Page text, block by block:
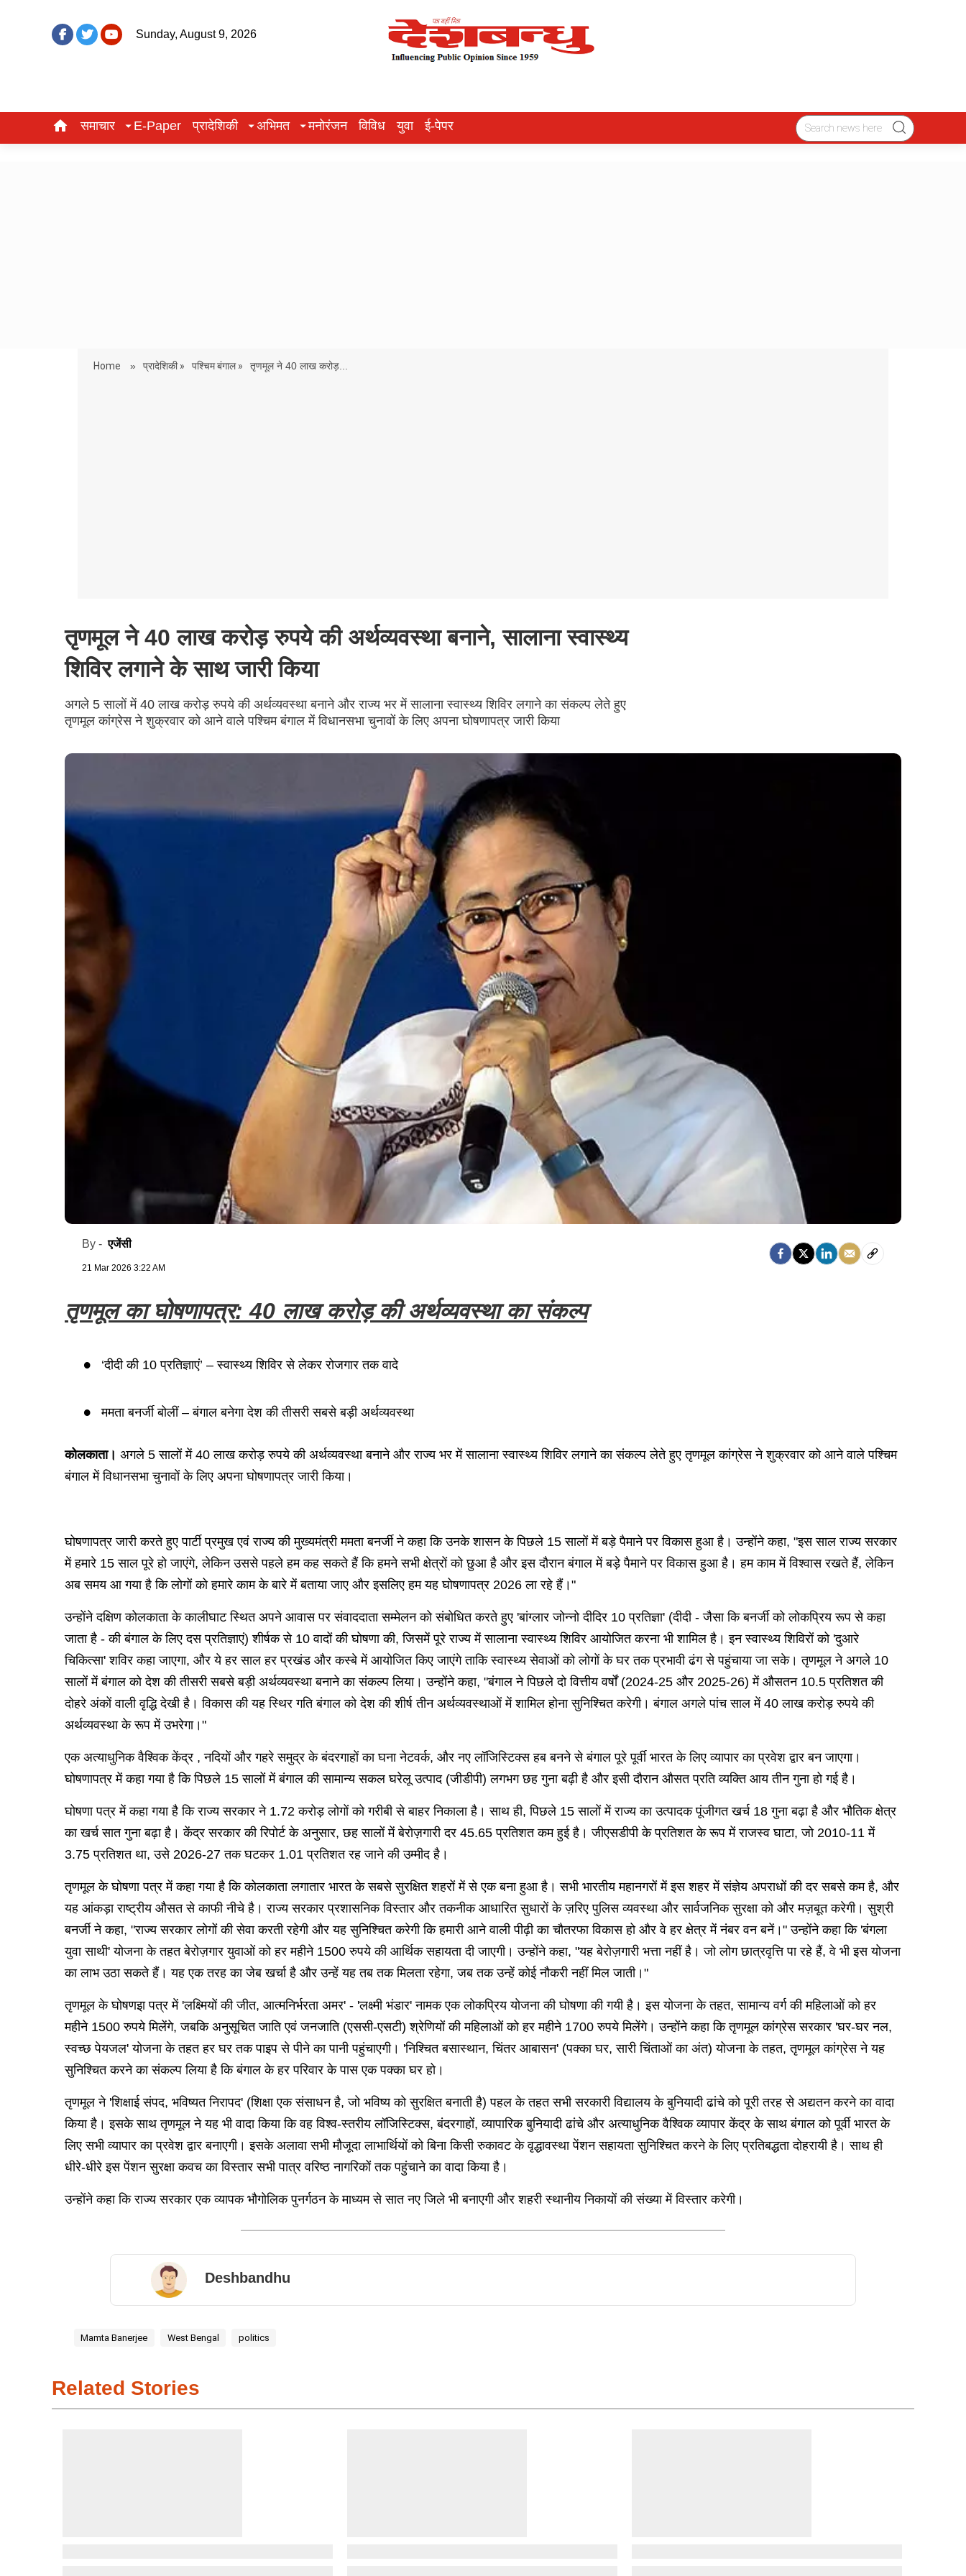
Sunday, August 9, 2026
समाचार E-Paper प्रादेशिकी अभिमत मनोरंजन विविध युवा ई-पेपर
Home » प्रादेशिकी » पश्चिम बंगाल » तृणमूल ने 40 लाख करोड़...
तृणमूल ने 40 लाख करोड़ रुपये की अर्थव्यवस्था बनाने, सालाना स्वास्थ्य
शिविर लगाने के साथ जारी किया
अगले 5 सालों में 40 लाख करोड़ रुपये की अर्थव्यवस्था बनाने और राज्य भर में सालाना स्वास्थ्य शिविर लगाने का संकल्प लेते हुए
तृणमूल कांग्रेस ने शुक्रवार को आने वाले पश्चिम बंगाल में विधानसभा चुनावों के लिए अपना घोषणापत्र जारी किया
By -एजेंसी
21 Mar 2026 3:22 AM
तृणमूल का घोषणापत्र: 40 लाख करोड़ की अर्थव्यवस्था का संकल्प
‘दीदी की 10 प्रतिज्ञाएं’ – स्वास्थ्य शिविर से लेकर रोजगार तक वादे
ममता बनर्जी बोलीं – बंगाल बनेगा देश की तीसरी सबसे बड़ी अर्थव्यवस्था
कोलकाता। अगले 5 सालों में 40 लाख करोड़ रुपये की अर्थव्यवस्था बनाने और राज्य भर में सालाना स्वास्थ्य शिविर लगाने का संकल्प लेते हुए तृणमूल कांग्रेस ने शुक्रवार को आने वाले पश्चिम
बंगाल में विधानसभा चुनावों के लिए अपना घोषणापत्र जारी किया।
घोषणापत्र जारी करते हुए पार्टी प्रमुख एवं राज्य की मुख्यमंत्री ममता बनर्जी ने कहा कि उनके शासन के पिछले 15 सालों में बड़े पैमाने पर विकास हुआ है। उन्होंने कहा, "इस साल राज्य सरकार
में हमारे 15 साल पूरे हो जाएंगे, लेकिन उससे पहले हम कह सकते हैं कि हमने सभी क्षेत्रों को छुआ है और इस दौरान बंगाल में बड़े पैमाने पर विकास हुआ है। हम काम में विश्वास रखते हैं, लेकिन
अब समय आ गया है कि लोगों को हमारे काम के बारे में बताया जाए और इसलिए हम यह घोषणापत्र 2026 ला रहे हैं।"
उन्होंने दक्षिण कोलकाता के कालीघाट स्थित अपने आवास पर संवाददाता सम्मेलन को संबोधित करते हुए 'बांग्लार जोन्नो दीदिर 10 प्रतिज्ञा' (दीदी - जैसा कि बनर्जी को लोकप्रिय रूप से कहा
जाता है - की बंगाल के लिए दस प्रतिज्ञाएं) शीर्षक से 10 वादों की घोषणा की, जिसमें पूरे राज्य में सालाना स्वास्थ्य शिविर आयोजित करना भी शामिल है। इन स्वास्थ्य शिविरों को 'दुआरे
चिकित्सा' शविर कहा जाएगा, और ये हर साल हर प्रखंड और कस्बे में आयोजित किए जाएंगे ताकि स्वास्थ्य सेवाओं को लोगों के घर तक प्रभावी ढंग से पहुंचाया जा सके। तृणमूल ने अगले 10
सालों में बंगाल को देश की तीसरी सबसे बड़ी अर्थव्यवस्था बनाने का संकल्प लिया। उन्होंने कहा, "बंगाल ने पिछले दो वित्तीय वर्षों (2024-25 और 2025-26) में औसतन 10.5 प्रतिशत की
दोहरे अंकों वाली वृद्धि देखी है। विकास की यह स्थिर गति बंगाल को देश की शीर्ष तीन अर्थव्यवस्थाओं में शामिल होना सुनिश्चित करेगी। बंगाल अगले पांच साल में 40 लाख करोड़ रुपये की
अर्थव्यवस्था के रूप में उभरेगा।"
एक अत्याधुनिक वैश्विक केंद्र , नदियों और गहरे समुद्र के बंदरगाहों का घना नेटवर्क, और नए लॉजिस्टिक्स हब बनने से बंगाल पूरे पूर्वी भारत के लिए व्यापार का प्रवेश द्वार बन जाएगा।
घोषणापत्र में कहा गया है कि पिछले 15 सालों में बंगाल की सामान्य सकल घरेलू उत्पाद (जीडीपी) लगभग छह गुना बढ़ी है और इसी दौरान औसत प्रति व्यक्ति आय तीन गुना हो गई है।
घोषणा पत्र में कहा गया है कि राज्य सरकार ने 1.72 करोड़ लोगों को गरीबी से बाहर निकाला है। साथ ही, पिछले 15 सालों में राज्य का उत्पादक पूंजीगत खर्च 18 गुना बढ़ा है और भौतिक क्षेत्र
का खर्च सात गुना बढ़ा है। केंद्र सरकार की रिपोर्ट के अनुसार, छह सालों में बेरोज़गारी दर 45.65 प्रतिशत कम हुई है। जीएसडीपी के प्रतिशत के रूप में राजस्व घाटा, जो 2010-11 में
3.75 प्रतिशत था, उसे 2026-27 तक घटकर 1.01 प्रतिशत रह जाने की उम्मीद है।
तृणमूल के घोषणा पत्र में कहा गया है कि कोलकाता लगातार भारत के सबसे सुरक्षित शहरों में से एक बना हुआ है। सभी भारतीय महानगरों में इस शहर में संज्ञेय अपराधों की दर सबसे कम है, और
यह आंकड़ा राष्ट्रीय औसत से काफी नीचे है। राज्य सरकार प्रशासनिक विस्तार और तकनीक आधारित सुधारों के ज़रिए पुलिस व्यवस्था और सार्वजनिक सुरक्षा को और मज़बूत करेगी। सुश्री
बनर्जी ने कहा, "राज्य सरकार लोगों की सेवा करती रहेगी और यह सुनिश्चित करेगी कि हमारी आने वाली पीढ़ी का चौतरफा विकास हो और वे हर क्षेत्र में नंबर वन बनें।" उन्होंने कहा कि 'बंगला
युवा साथी' योजना के तहत बेरोज़गार युवाओं को हर महीने 1500 रुपये की आर्थिक सहायता दी जाएगी। उन्होंने कहा, "यह बेरोज़गारी भत्ता नहीं है। जो लोग छात्रवृत्ति पा रहे हैं, वे भी इस योजना
का लाभ उठा सकते हैं। यह एक तरह का जेब खर्चा है और उन्हें यह तब तक मिलता रहेगा, जब तक उन्हें कोई नौकरी नहीं मिल जाती।"
तृणमूल के घोषणइा पत्र में 'लक्ष्मियों की जीत, आत्मनिर्भरता अमर' - 'लक्ष्मी भंडार' नामक एक लोकप्रिय योजना की घोषणा की गयी है। इस योजना के तहत, सामान्य वर्ग की महिलाओं को हर
महीने 1500 रुपये मिलेंगे, जबकि अनुसूचित जाति एवं जनजाति (एससी-एसटी) श्रेणियों की महिलाओं को हर महीने 1700 रुपये मिलेंगे। उन्होंने कहा कि तृणमूल कांग्रेस सरकार 'घर-घर नल,
स्वच्छ पेयजल' योजना के तहत हर घर तक पाइप से पीने का पानी पहुंचाएगी। 'निश्चित बसास्थान, चिंतर आबासन' (पक्का घर, सारी चिंताओं का अंत) योजना के तहत, तृणमूल कांग्रेस ने यह
सुनिश्चित करने का संकल्प लिया है कि बंगाल के हर परिवार के पास एक पक्का घर हो।
तृणमूल ने 'शिक्षाई संपद, भविष्यत निरापद' (शिक्षा एक संसाधन है, जो भविष्य को सुरक्षित बनाती है) पहल के तहत सभी सरकारी विद्यालय के बुनियादी ढांचे को पूरी तरह से अद्यतन करने का वादा
किया है। इसके साथ तृणमूल ने यह भी वादा किया कि वह विश्व-स्तरीय लॉजिस्टिक्स, बंदरगाहों, व्यापारिक बुनियादी ढांचे और अत्याधुनिक वैश्विक व्यापार केंद्र के साथ बंगाल को पूर्वी भारत के
लिए सभी व्यापार का प्रवेश द्वार बनाएगी। इसके अलावा सभी मौजूदा लाभार्थियों को बिना किसी रुकावट के वृद्धावस्था पेंशन सहायता सुनिश्चित करने के लिए प्रतिबद्धता दोहरायी है। साथ ही
धीरे-धीरे इस पेंशन सुरक्षा कवच का विस्तार सभी पात्र वरिष्ठ नागरिकों तक पहुंचाने का वादा किया है।
उन्होंने कहा कि राज्य सरकार एक व्यापक भौगोलिक पुनर्गठन के माध्यम से सात नए जिले भी बनाएगी और शहरी स्थानीय निकायों की संख्या में विस्तार करेगी।
Deshbandhu
Mamta Banerjee West Bengal politics
Related Stories